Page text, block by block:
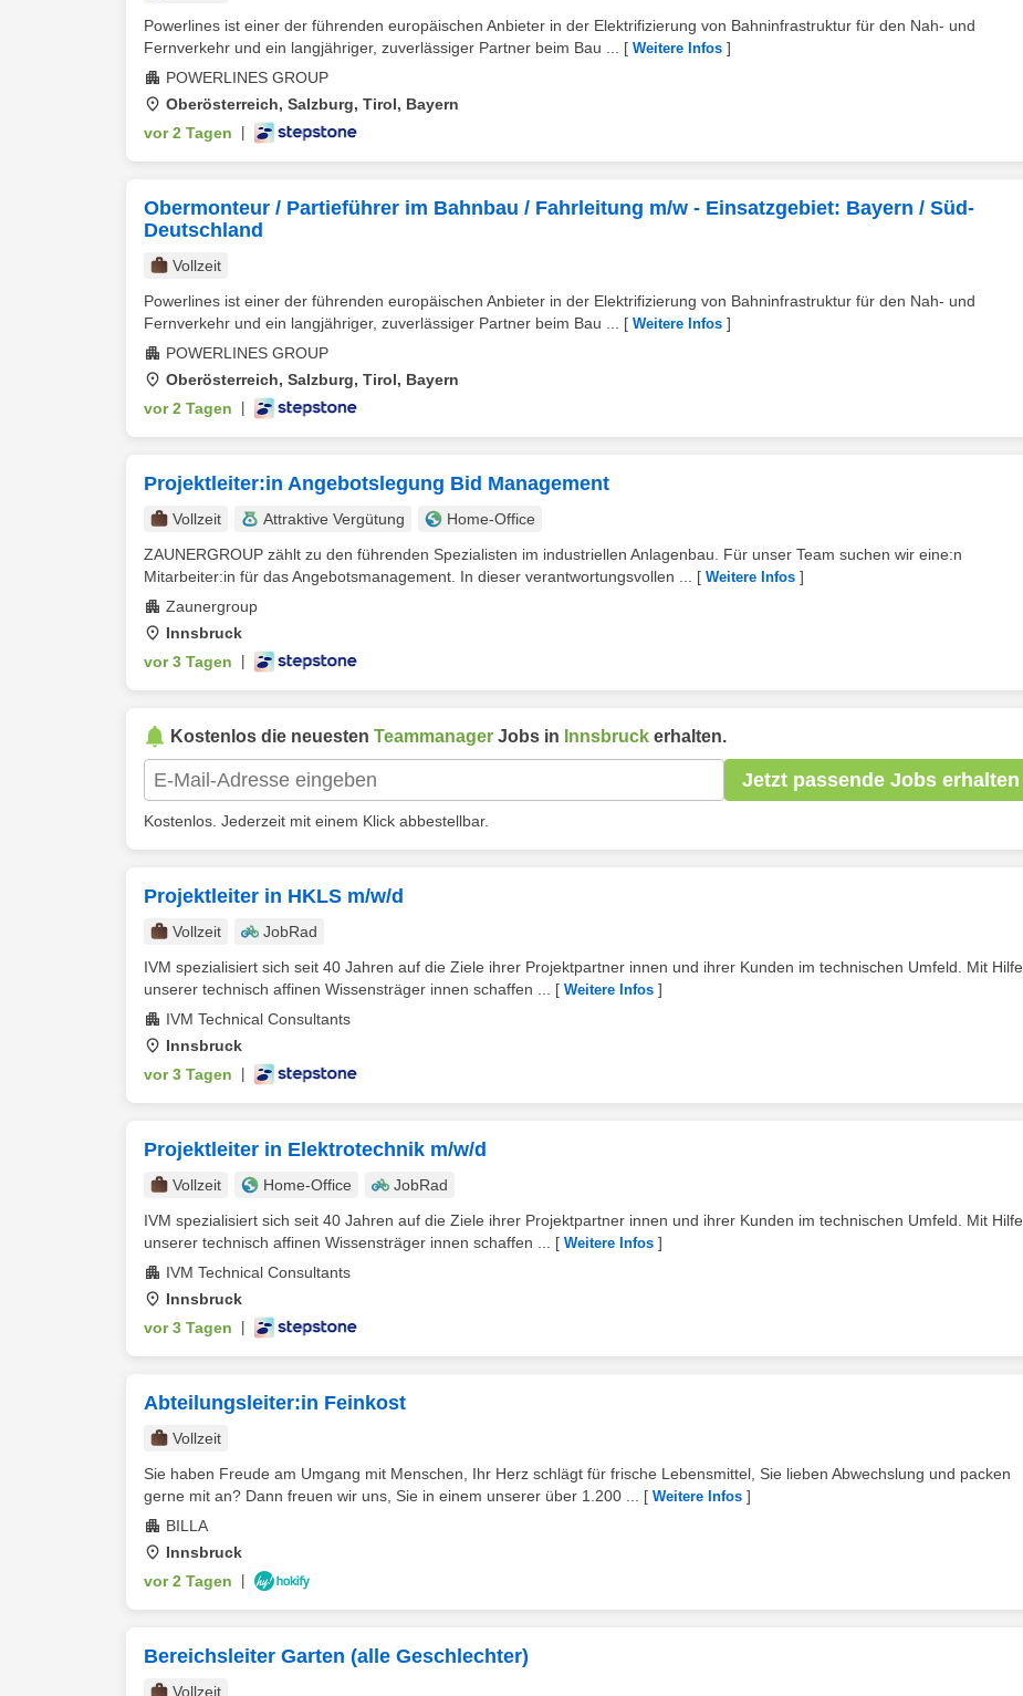
Powerlines ist einer der führenden europäischen Anbieter in der Elektrifizierung von Bahninfrastruktur für den Nah- und
Fernverkehr und ein langjähriger, zuverlässiger Partner beim Bau ...
[ Weitere Infos ]
POWERLINES GROUP
Oberösterreich, Salzburg, Tirol, Bayern
vor 2 Tagen
Obermonteur / Partieführer im Bahnbau / Fahrleitung m/w - Einsatzgebiet: Bayern / Süd-
Deutschland
Vollzeit
Powerlines ist einer der führenden europäischen Anbieter in der Elektrifizierung von Bahninfrastruktur für den Nah- und
Fernverkehr und ein langjähriger, zuverlässiger Partner beim Bau ...
[ Weitere Infos ]
POWERLINES GROUP
Oberösterreich, Salzburg, Tirol, Bayern
vor 2 Tagen
Projektleiter:in Angebotslegung Bid Management
Vollzeit Attraktive Vergütung
Home-Office
ZAUNERGROUP zählt zu den führenden Spezialisten im industriellen Anlagenbau. Für unser Team suchen wir eine:n
Mitarbeiter:in für das Angebotsmanagement. In dieser verantwortungsvollen ...
[ Weitere Infos ]
Zaunergroup
Innsbruck
vor 3 Tagen
Kostenlos die neuesten Teammanager Jobs in Innsbruck erhalten.
Jetzt passende Jobs erhalten
Kostenlos. Jederzeit mit einem Klick abbestellbar.
Projektleiter in HKLS m/w/d
Vollzeit
JobRad
IVM spezialisiert sich seit 40 Jahren auf die Ziele ihrer Projektpartner innen und ihrer Kunden im technischen Umfeld. Mit Hilfe
unserer technisch affinen Wissensträger innen schaffen ...
[ Weitere Infos ]
IVM Technical Consultants
Innsbruck
vor 3 Tagen
Projektleiter in Elektrotechnik m/w/d
Vollzeit Home-Office
JobRad
IVM spezialisiert sich seit 40 Jahren auf die Ziele ihrer Projektpartner innen und ihrer Kunden im technischen Umfeld. Mit Hilfe
unserer technisch affinen Wissensträger innen schaffen ...
[ Weitere Infos ]
IVM Technical Consultants
Innsbruck
vor 3 Tagen
Abteilungsleiter:in Feinkost
Vollzeit
Sie haben Freude am Umgang mit Menschen, Ihr Herz schlägt für frische Lebensmittel, Sie lieben Abwechslung und packen
gerne mit an? Dann freuen wir uns, Sie in einem unserer über 1.200 ...
[ Weitere Infos ]
BILLA
Innsbruck
vor 2 Tagen
Bereichsleiter Garten (alle Geschlechter)
Vollzeit